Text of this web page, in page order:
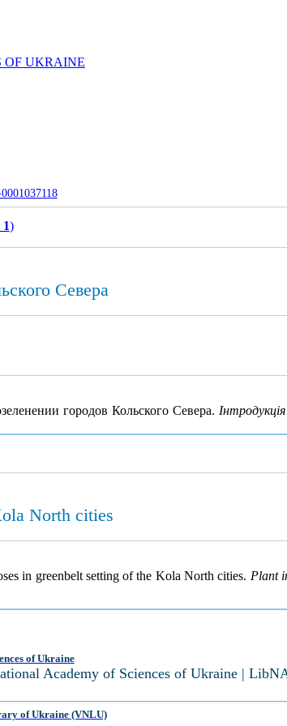
OF UKRAINE
)
Севера
городов Кольского Севера.
North cities
in greenbelt setting of the Kola North cities. Plant
of Ukraine
Academy of Sciences of Ukraine |
of Ukraine (VNLU)